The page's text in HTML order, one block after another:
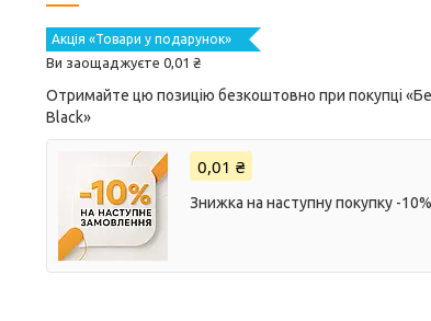
Акція «Товари у подарунок»
Ви заощаджуєте 0,01 ₴
Отримайте цю позицію безкоштовно при покупці
Black»
0,01 ₴
Знижка на наступну покупку -10%